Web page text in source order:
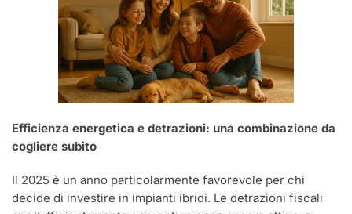
Efficienza energetica e detrazioni: una combinazione da
cogliere subito
Il 2025 è un anno particolarmente favorevole per chi
decide di investire in impianti ibridi. Le detrazioni fiscali